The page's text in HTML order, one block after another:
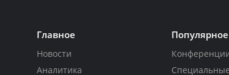
Главное
Новости
Аналитика
Популярное